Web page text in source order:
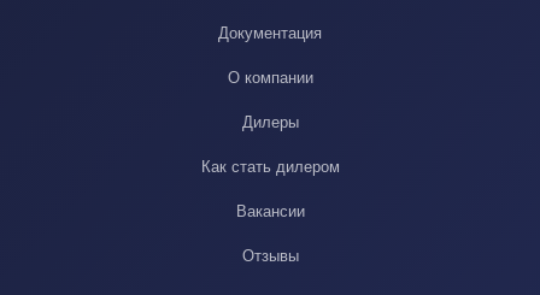
Документация
О компании
Дилеры
Как стать дилером
Вакансии
Отзывы